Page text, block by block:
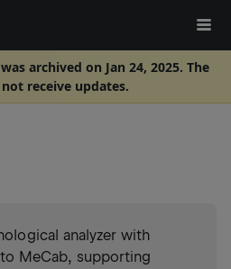
archived on Jan 24, 2025. The
receive updates.
analyzer with
MeCab, supporting